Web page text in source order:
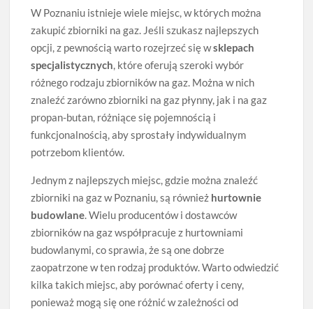
W Poznaniu istnieje wiele miejsc, w których można
zakupić zbiorniki na gaz. Jeśli szukasz najlepszych
opcji, z pewnością warto rozejrzeć się wsklepach
specjalistycznych, które oferują szeroki wybór
różnego rodzaju zbiorników na gaz. Można w nich
znaleźć zarówno zbiorniki na gaz płynny, jak i na gaz
propan-butan, różniące się pojemnością i
funkcjonalnością, aby sprostały indywidualnym
potrzebom klientów.
Jednym z najlepszych miejsc, gdzie można znaleźć
zbiorniki na gaz w Poznaniu, są również hurtownie
budowlane. Wielu producentów i dostawców
zbiorników na gaz współpracuje z hurtowniami
budowlanymi, co sprawia, że są one dobrze
zaopatrzone w ten rodzaj produktów. Warto odwiedzić
kilka takich miejsc, aby porównać oferty i ceny,
ponieważ mogą się one różnić w zależności od